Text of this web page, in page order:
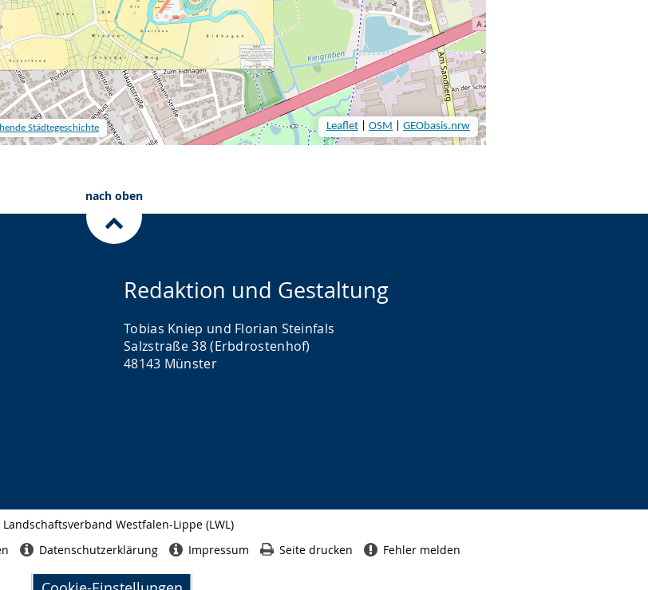
nach oben
Redaktion und Gestaltung
Tobias Kniep und Florian Steinfals
Salzstraße 38 (Erbdrostenhof)
48143 Münster
Westfalen-Lippe (LWL)
Datenschutzerklärung Impressum Seite drucken Fehler melden